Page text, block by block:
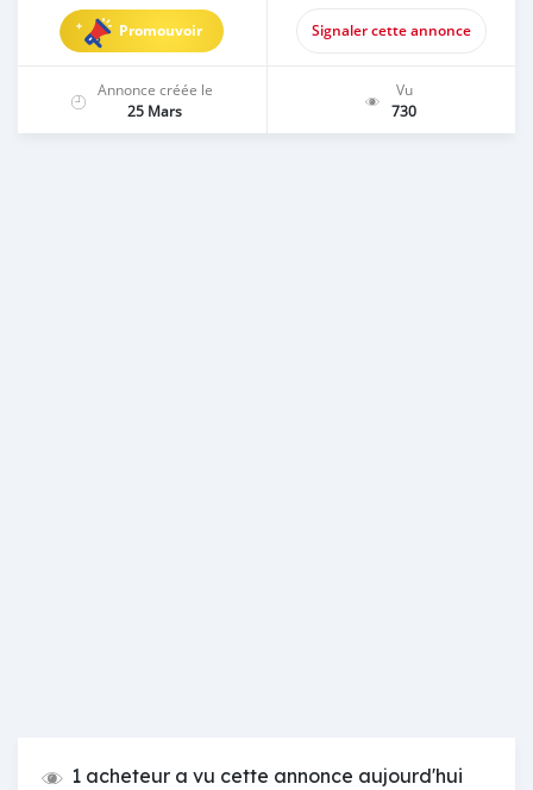
Promouvoir Signaler cette annonce
Annonce créée le
25 Mars
Vu
730
1 acheteur a vu cette annonce aujourd'hui